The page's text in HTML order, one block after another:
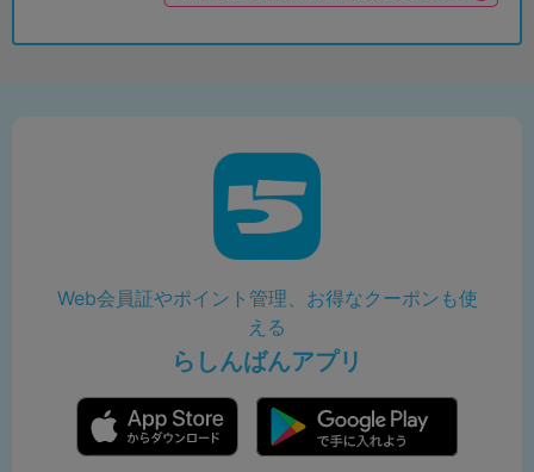
Web会員証やポイント管理、お得なクーポンも使
える
らしんばんアプリ